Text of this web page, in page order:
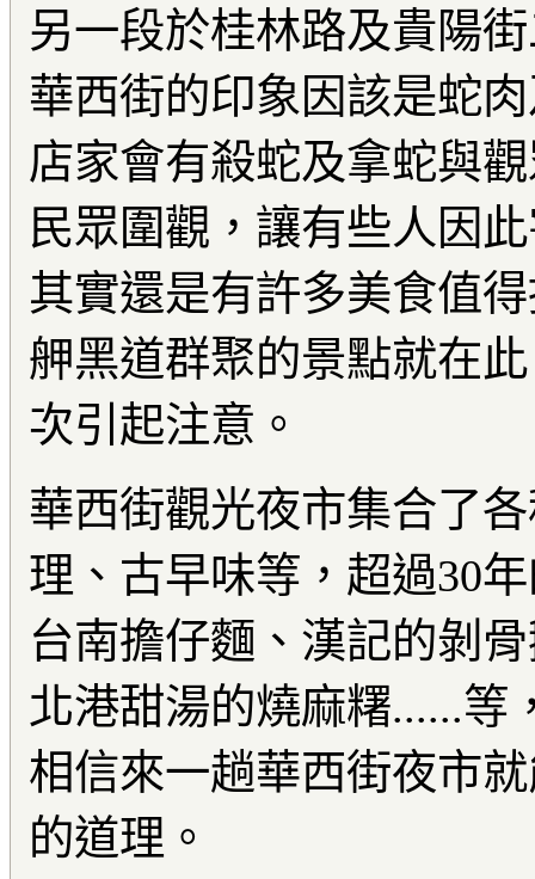
另一段於桂林路及貴陽
華西街的印象因該是蛇
店家會有殺蛇及拿蛇與
民眾圍觀，讓有些人因
其實還是有許多美食值
舺黑道群聚的景點就在
次引起注意。
華西街觀光夜市集合了
理、古早味等，超過30
台南擔仔麵、漢記的剝
北港甜湯的燒麻糬......等
相信來一趟華西街夜市
的道理。